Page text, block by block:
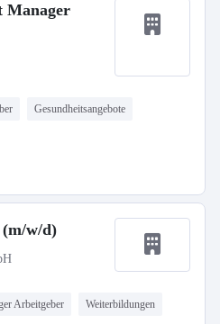
Manager
Gesundheitsangebote
(m/w/d)
Arbeitgeber Weiterbildungen